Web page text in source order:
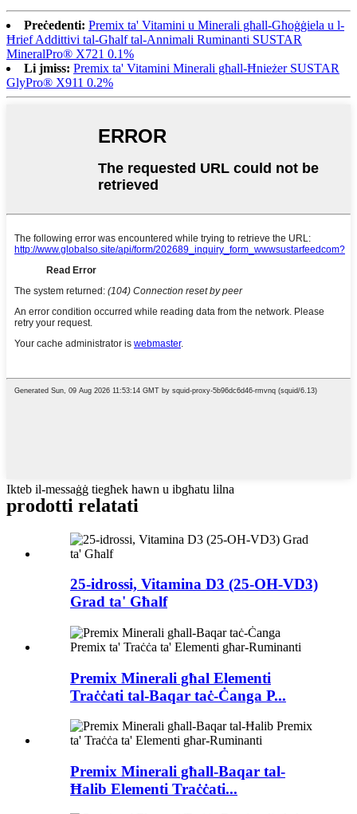
Preċedenti: Premix ta' Vitamini u Minerali għall-Għoġġiela u l-
Ħrief Addittivi tal-Għalf tal-Annimali Ruminanti SUSTAR
MineralPro® X721 0.1%
Li jmiss: Premix ta' Vitamini Minerali għall-Ħnieżer SUSTAR
GlyPro® X911 0.2%
Ikteb il-messaġġ tiegħek hawn u ibgħatu lilna
prodotti relatati
25-idrossi, Vitamina D3 (25-OH-VD3)
Grad ta' Għalf
Premix Minerali għal Elementi
Traċċati tal-Baqar taċ-Ċanga P...
Premix Minerali għall-Baqar tal-
Ħalib Elementi Traċċati...